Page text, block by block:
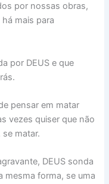
por nossas obras,
mais para
por DEUS e que
pensar em matar
vezes quiser que não
matar.
DEUS sonda
mesma forma, se uma